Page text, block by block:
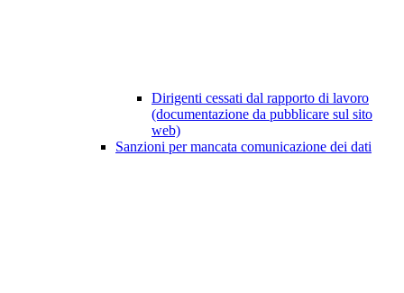
Dirigenti cessati dal rapporto di lavoro
(documentazione da pubblicare sul sito
web)
Sanzioni per mancata comunicazione dei dati